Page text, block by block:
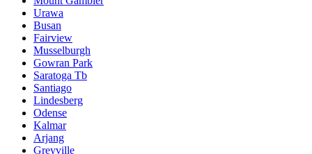
Urawa
Busan
Fairview
Musselburgh
Gowran Park
Saratoga Tb
Santiago
Lindesberg
Odense
Kalmar
Arjang
Greyville